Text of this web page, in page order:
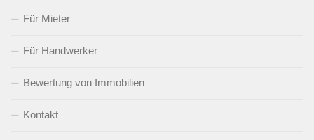
Für Mieter
Für Handwerker
Bewertung von Immobilien
Kontakt